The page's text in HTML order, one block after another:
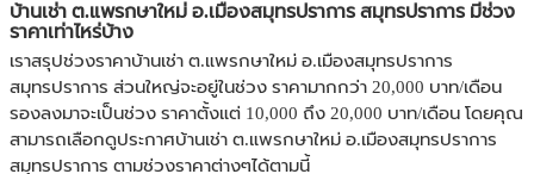
บ้านเช่า ต.แพรกษาใหม่ อ.เมืองสมุทรปราการ สมุทรปราการ มีช่วง
ราคาเท่าไหร่บ้าง
เราสรุปช่วงราคาบ้านเช่า ต.แพรกษาใหม่ อ.เมืองสมุทรปราการ
สมุทรปราการ ส่วนใหญ่จะอยู่ในช่วง ราคามากกว่า 20,000 บาท/เดือน
รองลงมาจะเป็นช่วง ราคาตั้งแต่ 10,000 ถึง 20,000 บาท/เดือน โดยคุณ
สามารถเลือกดูประกาศบ้านเช่า ต.แพรกษาใหม่ อ.เมืองสมุทรปราการ
สมุทรปราการ ตามช่วงราคาต่างๆได้ตามนี้